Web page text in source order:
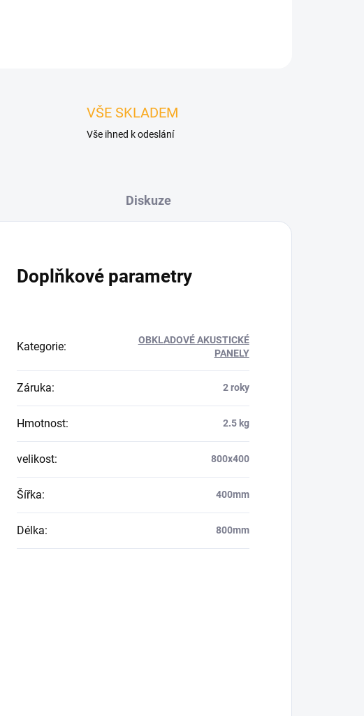
VŠE SKLADEM
Vše ihned k odeslání
Diskuze
Doplňkové parametry
Kategorie:
OBKLADOVÉ AKUSTICKÉ
PANELY
Záruka: 2 roky
Hmotnost: 2.5 kg
velikost: 800x400
Šířka: 400mm
Délka: 800mm